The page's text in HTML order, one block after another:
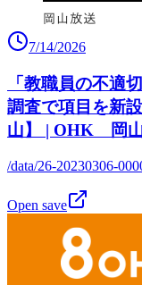
7/14/2026
「教職員の不適
調査で項目を新
山】 | OHK 岡
/data/26-20230306-
Open save